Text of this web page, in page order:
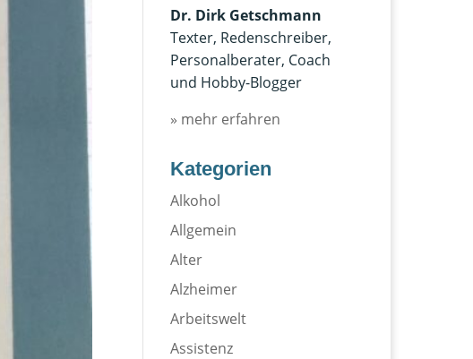
Dr. Dirk Getschmann
Texter, Redenschreiber,
Personalberater, Coach
und Hobby-Blogger
» mehr erfahren
Kategorien
Alkohol
Allgemein
Alter
Alzheimer
Arbeitswelt
Assistenz